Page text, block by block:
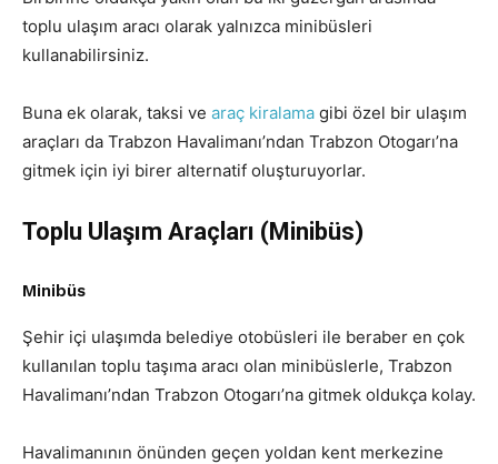
toplu ulaşım aracı olarak yalnızca minibüsleri
kullanabilirsiniz.
Buna ek olarak, taksi ve araç kiralama gibi özel bir ulaşım
araçları da Trabzon Havalimanı’ndan Trabzon Otogarı’na
gitmek için iyi birer alternatif oluşturuyorlar.
Toplu Ulaşım Araçları (Minibüs)
Minibüs
Şehir içi ulaşımda belediye otobüsleri ile beraber en çok
kullanılan toplu taşıma aracı olan minibüslerle, Trabzon
Havalimanı’ndan Trabzon Otogarı’na gitmek oldukça kolay.
Havalimanının önünden geçen yoldan kent merkezine